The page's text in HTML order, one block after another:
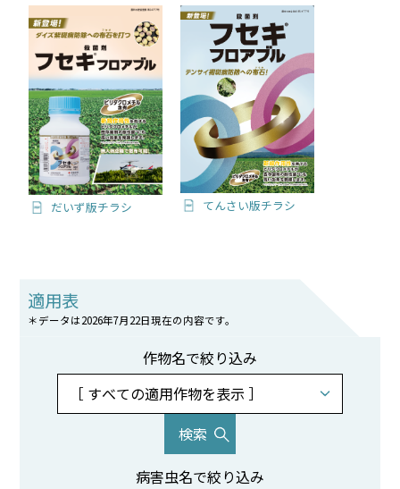
だいず版チラシ てんさい版チラシ
適用表
＊データは2026年7月22日現在の内容です。
作物名で絞り込み
病害虫名で絞り込み